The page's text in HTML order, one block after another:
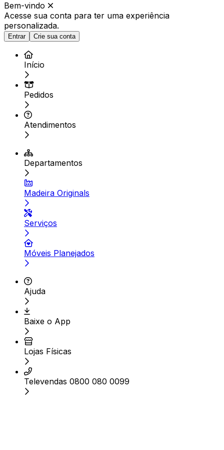
Bem-vindo
Acesse sua conta para ter uma experiência
personalizada.
Entrar Crie sua conta
Início
Pedidos
Atendimentos
Departamentos
Madeira Originals
Serviços
Móveis Planejados
Ajuda
Baixe o App
Lojas Físicas
Televendas 0800 080 0099